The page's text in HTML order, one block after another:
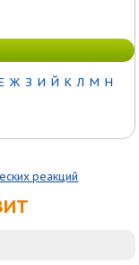
Ж З И Й К Л М Н
реакций